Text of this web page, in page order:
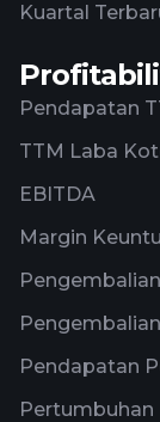
Kuartal
Pendapatan
TTM Laba
EBITDA
Margin
Pendapatan
Pertumbuhan